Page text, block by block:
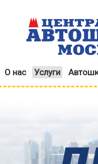
О нас Услуги